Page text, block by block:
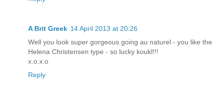
A Brit Greek 14 April 2013 at 20:26
Well you look super gorgeous going au naturel - you like the
Helena Christensen type - so lucky koukl!!!
x.o.x.o
Reply